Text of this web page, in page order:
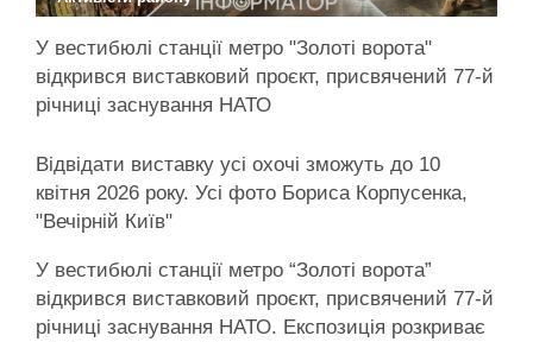
У вестибюлі станції метро "Золоті ворота"
відкрився виставковий проєкт, присвячений 77-й
річниці заснування НАТО
Відвідати виставку усі охочі зможуть до 10
квітня 2026 року. Усі фото Бориса Корпусенка,
"Вечірній Київ"
У вестибюлі станції метро “Золоті ворота”
відкрився виставковий проєкт, присвячений 77-й
річниці заснування НАТО. Експозиція розкриває